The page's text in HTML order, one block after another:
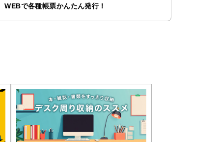
WEBで各種帳票かんたん発行！